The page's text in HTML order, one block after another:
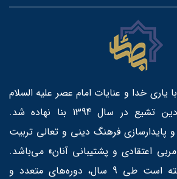
یاری خدا و عنایات امام عصر علیه السلام
و بر پایه اصول بنیادین تشیع در سال 1394 بنا نهاده شد.
فرهنگ دینی و تعالی تربیت
اعتقادی و پشتیبانی آنان» می‌باشد.
این کانون توفیق داشته است طی 9 سال، دوره‌های متعدد و